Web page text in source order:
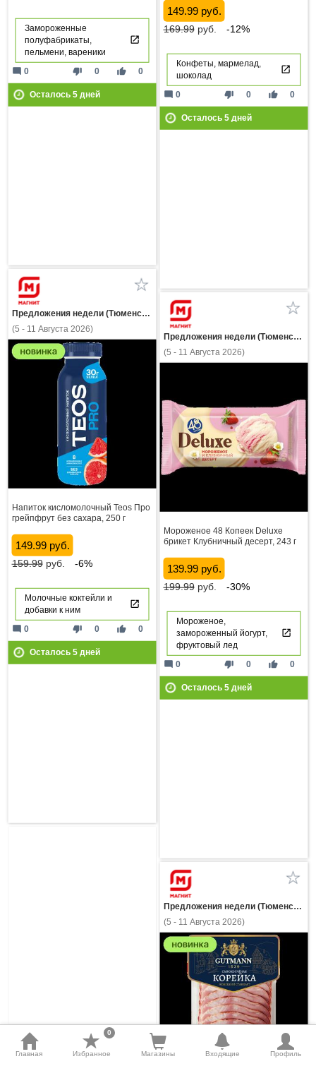
Замороженные
полуфабрикаты,
пельмени, вареники
thumb_down 0 thumb_up 0
mode_comment 0
Осталось 5дней
149.99 руб.
169.99руб. -12%
Конфеты, мармелад,
шоколад
thumb_down 0 thumb_up 0
mode_comment 0
Осталось 5дней
Предложения недели (Тюменская область)
(5 - 11 Августа 2026)
Напиток кисломолочный Teos Про
грейпфрут без сахара, 250 г
149.99 руб.
159.99руб. -6%
Молочные коктейли и
добавки к ним
thumb_down 0 thumb_up 0
mode_comment 0
Осталось 5дней
Предложения недели (Тюменская область)
(5 - 11 Августа 2026)
Мороженое 48 Копеек Deluxe
брикет Клубничный десерт, 243 г
139.99 руб.
199.99руб. -30%
Мороженое,
замороженный йогурт,
фруктовый лед
thumb_down 0 thumb_up 0
mode_comment 0
Осталось 5дней
Предложения недели (Тюменская область)
(5 - 11 Августа 2026)
Главная Избранное
0
Магазины Входящие Профиль